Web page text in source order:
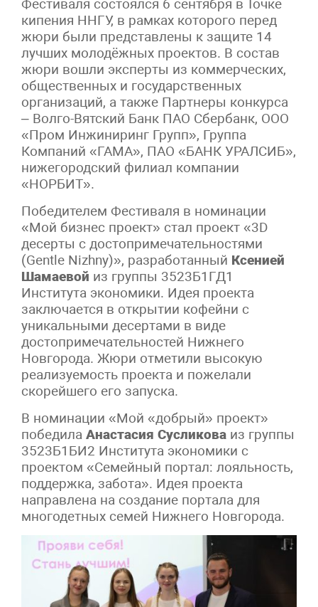
Фестиваля состоялся 6 сентября в Точке
кипения ННГУ, в рамках которого перед
жюри были представлены к защите 14
лучших молодёжных проектов. В состав
жюри вошли эксперты из коммерческих,
общественных и государственных
организаций, а также Партнеры конкурса
– Волго-Вятский Банк ПАО Сбербанк, ООО
«Пром Инжиниринг Групп», Группа
Компаний «ГАМА», ПАО «БАНК УРАЛСИБ»,
нижегородский филиал компании
«НОРБИТ».
Победителем Фестиваля в номинации
«Мой бизнес проект» стал проект «3D
десерты с достопримечательностями
(Gentle Nizhny)», разработанный Ксенией
Шамаевой из группы 3523Б1ГД1
Института экономики. Идея проекта
заключается в открытии кофейни с
уникальными десертами в виде
достопримечательностей Нижнего
Новгорода. Жюри отметили высокую
реализуемость проекта и пожелали
скорейшего его запуска.
В номинации «Мой «добрый» проект»
победила Анастасия Сусликова из группы
3523Б1БИ2 Института экономики с
проектом «Семейный портал: лояльность,
поддержка, забота». Идея проекта
направлена на создание портала для
многодетных семей Нижнего Новгорода.